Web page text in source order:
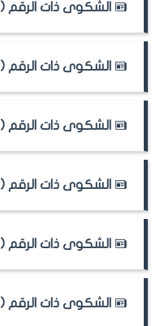
الشكوى ذات الرقم (331)
الشكوى ذات الرقم (330)
الشكوى ذات الرقم (329)
الشكوى ذات الرقم (328)
الشكوى ذات الرقم (327)
الشكوى ذات الرقم (326)